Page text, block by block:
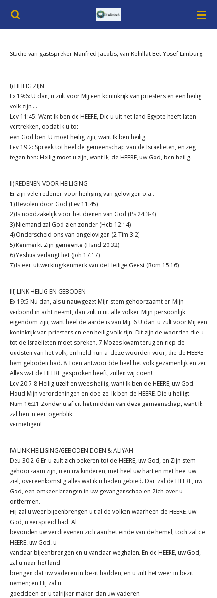
Ga
direct
naar
hoofdinhoud
Studie van gastspreker Manfred Jacobs, van Kehillat Bet Yosef Limburg.
I) HEILIG ZIJN
Ex 19:6: U dan, u zult voor Mij een koninkrijk van priesters en een heilig
volk zijn….
Lev 11:45: Want Ik ben de HEERE, Die u uit het land Egypte heeft laten
vertrekken, opdat Ik u tot
een God ben. U moet heilig zijn, want Ik ben heilig.
Lev 19:2: Spreek tot heel de gemeenschap van de Israëlieten, en zeg
tegen hen: Heilig moet u zijn, want Ik, de HEERE, uw God, ben heilig.
II) REDENEN VOOR HEILIGING
Er zijn vele redenen voor heiliging van gelovigen o.a.:
1) Bevolen door God (Lev 11:45)
2) Is noodzakelijk voor het dienen van God (Ps 24:3-4)
3) Niemand zal God zien zonder (Heb 12:14)
4) Onderscheid ons van ongelovigen (2 Tim 3:2)
5) Kenmerkt Zijn gemeente (Hand 20:32)
6) Yeshua verlangt het (Joh 17:17)
7) Is een uitwerking/kenmerk van de Heilige Geest (Rom 15:16)
III) LINK HEILIG EN GEBODEN
Ex 19:5 Nu dan, als u nauwgezet Mijn stem gehoorzaamt en Mijn
verbond in acht neemt, dan zult u uit alle volken Mijn persoonlijk
eigendom zijn, want heel de aarde is van Mij. 6 U dan, u zult voor Mij een
koninkrijk van priesters en een heilig volk zijn. Dit zijn de woorden die u
tot de Israëlieten moet spreken. 7 Mozes kwam terug en riep de
oudsten van het volk, en hield hun al deze woorden voor, die de HEERE
hem geboden had. 8 Toen antwoordde heel het volk gezamenlijk en zei:
Alles wat de HEERE gesproken heeft, zullen wij doen!
Lev 20:7-8 Heilig uzelf en wees heilig, want Ik ben de HEERE, uw God.
Houd Mijn verordeningen en doe ze. Ik ben de HEERE, Die u heiligt.
Num 16:21 Zonder u af uit het midden van deze gemeenschap, want Ik
zal hen in een ogenblik
vernietigen!
IV) LINK HEILIGING/GEBODEN DOEN & ALIYAH
Deu 30:2-6 En u zult zich bekeren tot de HEERE, uw God, en Zijn stem
gehoorzaam zijn, u en uw kinderen, met heel uw hart en met heel uw
ziel, overeenkomstig alles wat ik u heden gebied. Dan zal de HEERE, uw
God, een omkeer brengen in uw gevangenschap en Zich over u
ontfermen.
Hij zal u weer bijeenbrengen uit al de volken waarheen de HEERE, uw
God, u verspreid had. Al
bevonden uw verdrevenen zich aan het einde van de hemel, toch zal de
HEERE, uw God, u
vandaar bijeenbrengen en u vandaar weghalen. En de HEERE, uw God,
zal u naar het land
brengen dat uw vaderen in bezit hadden, en u zult het weer in bezit
nemen; en Hij zal u
goeddoen en u talrijker maken dan uw vaderen.